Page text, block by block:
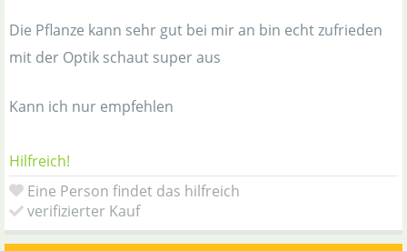
Die Pflanze kann sehr gut bei mir an bin echt zufrieden
mit der Optik schaut super aus
Kann ich nur empfehlen
Hilfreich!
Eine Person findet das hilfreich
verifizierter Kauf